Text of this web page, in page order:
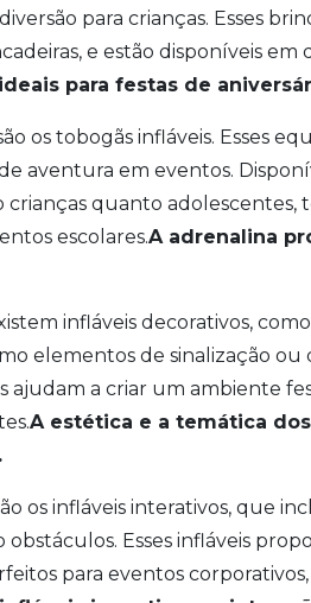
para crianças. Esses
e estão disponíveis em
para festas de
os tobogãs infláveis. Esses
aventura em eventos.
crianças quanto
escolares.A adrenalina
infláveis decorativos,
elementos de sinalização ou
ajudam a criar um ambiente
A estética e a temática
os infláveis interativos, que
Esses infláveis
para eventos corporativos,